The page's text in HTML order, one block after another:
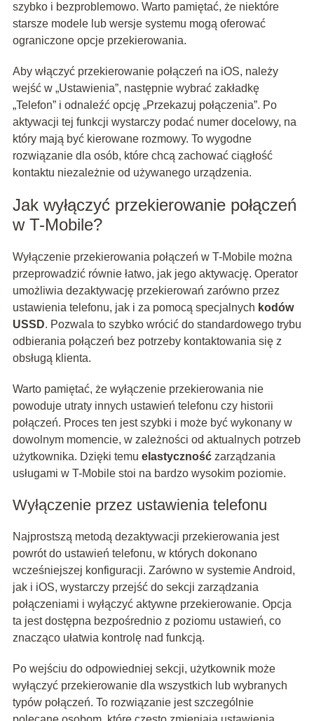
szybko i bezproblemowo. Warto pamiętać, że niektóre
starsze modele lub wersje systemu mogą oferować
ograniczone opcje przekierowania.
Aby włączyć przekierowanie połączeń na iOS, należy
wejść w „Ustawienia”, następnie wybrać zakładkę
„Telefon” i odnaleźć opcję „Przekazuj połączenia”. Po
aktywacji tej funkcji wystarczy podać numer docelowy, na
który mają być kierowane rozmowy. To wygodne
rozwiązanie dla osób, które chcą zachować ciągłość
kontaktu niezależnie od używanego urządzenia.
Jak wyłączyć przekierowanie połączeń
w T-Mobile?
Wyłączenie przekierowania połączeń w T-Mobile można
przeprowadzić równie łatwo, jak jego aktywację. Operator
umożliwia dezaktywację przekierowań zarówno przez
ustawienia telefonu, jak i za pomocą specjalnych kodów
USSD. Pozwala to szybko wrócić do standardowego trybu
odbierania połączeń bez potrzeby kontaktowania się z
obsługą klienta.
Warto pamiętać, że wyłączenie przekierowania nie
powoduje utraty innych ustawień telefonu czy historii
połączeń. Proces ten jest szybki i może być wykonany w
dowolnym momencie, w zależności od aktualnych potrzeb
użytkownika. Dzięki temu elastycznośćzarządzania
usługami w T-Mobile stoi na bardzo wysokim poziomie.
Wyłączenie przez ustawienia telefonu
Najprostszą metodą dezaktywacji przekierowania jest
powrót do ustawień telefonu, w których dokonano
wcześniejszej konfiguracji. Zarówno w systemie Android,
jak i iOS, wystarczy przejść do sekcji zarządzania
połączeniami i wyłączyć aktywne przekierowanie. Opcja
ta jest dostępna bezpośrednio z poziomu ustawień, co
znacząco ułatwia kontrolę nad funkcją.
Po wejściu do odpowiedniej sekcji, użytkownik może
wyłączyć przekierowanie dla wszystkich lub wybranych
typów połączeń. To rozwiązanie jest szczególnie